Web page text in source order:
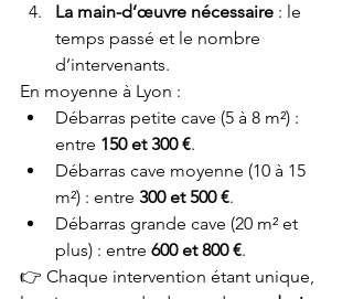
La main-d’œuvre nécessaire : le
temps passé et le nombre
d’intervenants.
En moyenne à Lyon :
Débarras petite cave (5 à 8 m²) :
entre 150 et 300 €.
Débarras cave moyenne (10 à 15
m²) : entre 300 et 500 €.
Débarras grande cave (20 m² et
plus) : entre 600 et 800 €.
👉 Chaque intervention étant unique,